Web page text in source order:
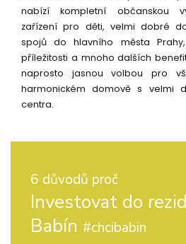
nabízí kompletní občanskou
zařízení pro děti, velmi dobré
spojů do hlavního města
příležitosti a mnoho dalších
naprosto jasnou volbou pro
harmonickém domově s velmi
centra.
6 důvodů proč
Investovat do
Babín #chcibabin